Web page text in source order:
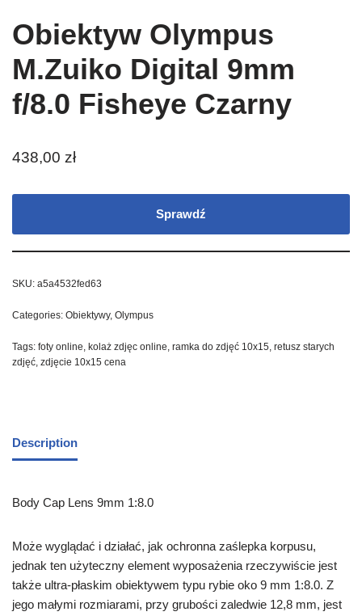
Obiektyw Olympus
M.Zuiko Digital 9mm
f/8.0 Fisheye Czarny
438,00 zł
Sprawdź
SKU: a5a4532fed63
Categories: Obiektywy, Olympus
Tags: foty online, kolaż zdjęc online, ramka do zdjęć 10x15, retusz starych
zdjęć, zdjęcie 10x15 cena
Description
Body Cap Lens 9mm 1:8.0
Może wyglądać i działać, jak ochronna zaślepka korpusu,
jednak ten użyteczny element wyposażenia rzeczywiście jest
także ultra-płaskim obiektywem typu rybie oko 9 mm 1:8.0. Z
jego małymi rozmiarami, przy grubości zaledwie 12,8 mm, jest